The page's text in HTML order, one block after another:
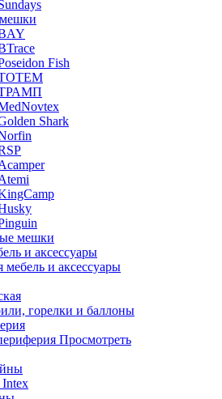
Fish
ТОТЕМ
ТРАМП
Shark
мешки
и аксессуары
мебель и аксессуары
горелки и баллоны
Просмотреть
Intex